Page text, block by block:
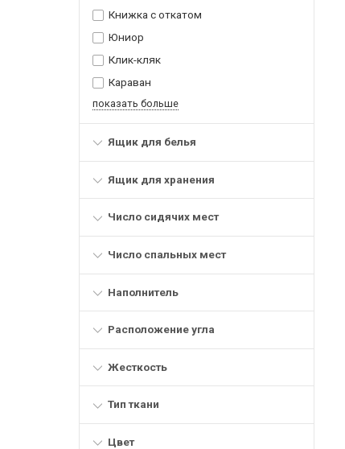
Книжка с откатом
Юниор
Клик-кляк
Караван
показать больше
Ящик для белья
Ящик для хранения
Число сидячих мест
Число спальных мест
Наполнитель
Расположение угла
Жесткость
Тип ткани
Цвет